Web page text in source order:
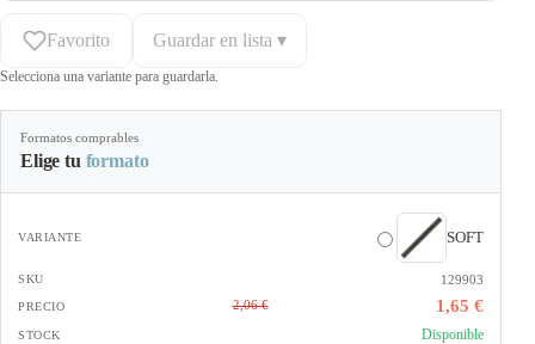
Favorito Guardar en lista ▾
Selecciona una variante para guardarla.
Formatos comprables
Elige tu formato
SOFT
129903
2,06 €
1,65 €
Disponible